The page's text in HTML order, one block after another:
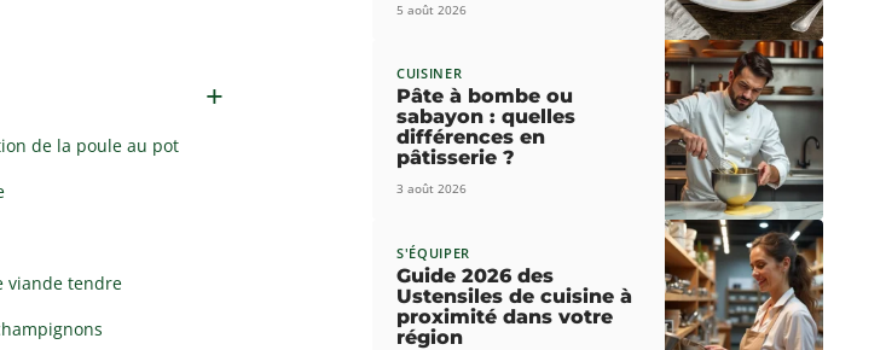
de la poule au pot
viande tendre
5 août 2026
CUISINER
Pâte à bombe ou
sabayon : quelles
différences en
pâtisserie ?
3 août 2026
S'ÉQUIPER
Guide 2026 des
Ustensiles de cuisine à
proximité dans votre
région